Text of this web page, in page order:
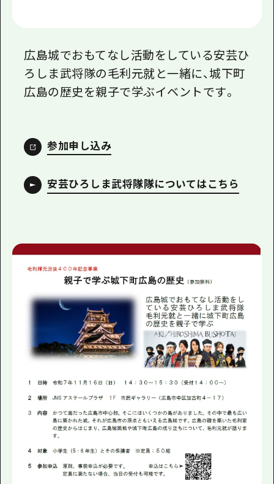
フォトダウンロード
関連リンク
広島城でおもてなし活動をしている安芸ひ
ろしま武将隊の毛利元就と一緒に、城下町
広島の歴史を親子で学ぶイベントです。
参加申し込み
安芸ひろしま武将隊隊についてはこちら